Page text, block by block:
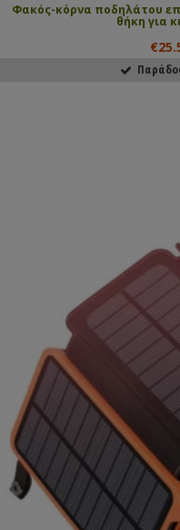
Φακός-κόρνα ποδηλάτου
θήκη για